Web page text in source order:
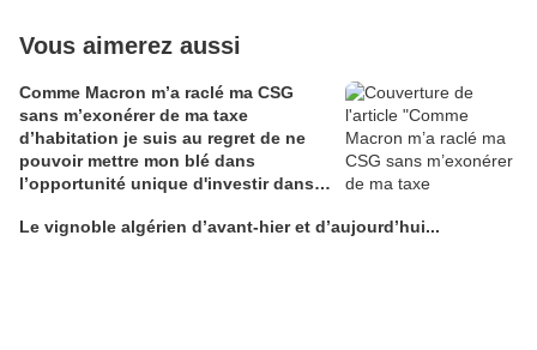
Vous aimerez aussi
Comme Macron m’a raclé ma CSG
sans m’exonérer de ma taxe
d’habitation je suis au regret de ne
pouvoir mettre mon blé dans
l’opportunité unique d'investir dans
Alain Edouard
Le vignoble algérien d’avant-hier et d’aujourd’hui...